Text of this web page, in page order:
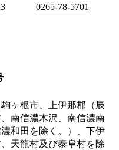
0265-78-5701
ヶ根市、上伊那郡（辰
南信濃木沢、南信濃南
和田を除く。）、下伊
天龍村及び泰阜村を除